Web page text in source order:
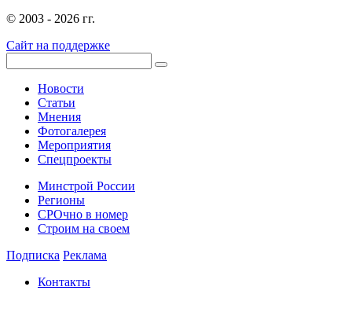
© 2003 - 2026 гг.
Сайт на поддержке
Новости
Статьи
Мнения
Фотогалерея
Мероприятия
Спецпроекты
Минстрой России
Регионы
СРОчно в номер
Строим на своем
Подписка Реклама
Контакты